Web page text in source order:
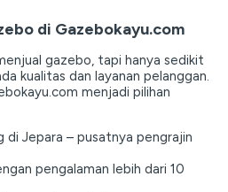
di Gazebokayu.com
gazebo, tapi hanya sedikit
kualitas dan layanan pelanggan.
menjadi pilihan
di Jepara – pusatnya pengrajin
pengalaman lebih dari 10